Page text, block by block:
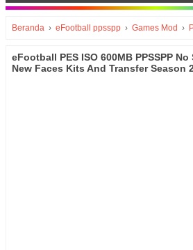
Beranda › eFootball ppsspp › Games Mod ›
eFootball PES ISO 600MB PPSSPP
New Faces Kits And Transfer Season